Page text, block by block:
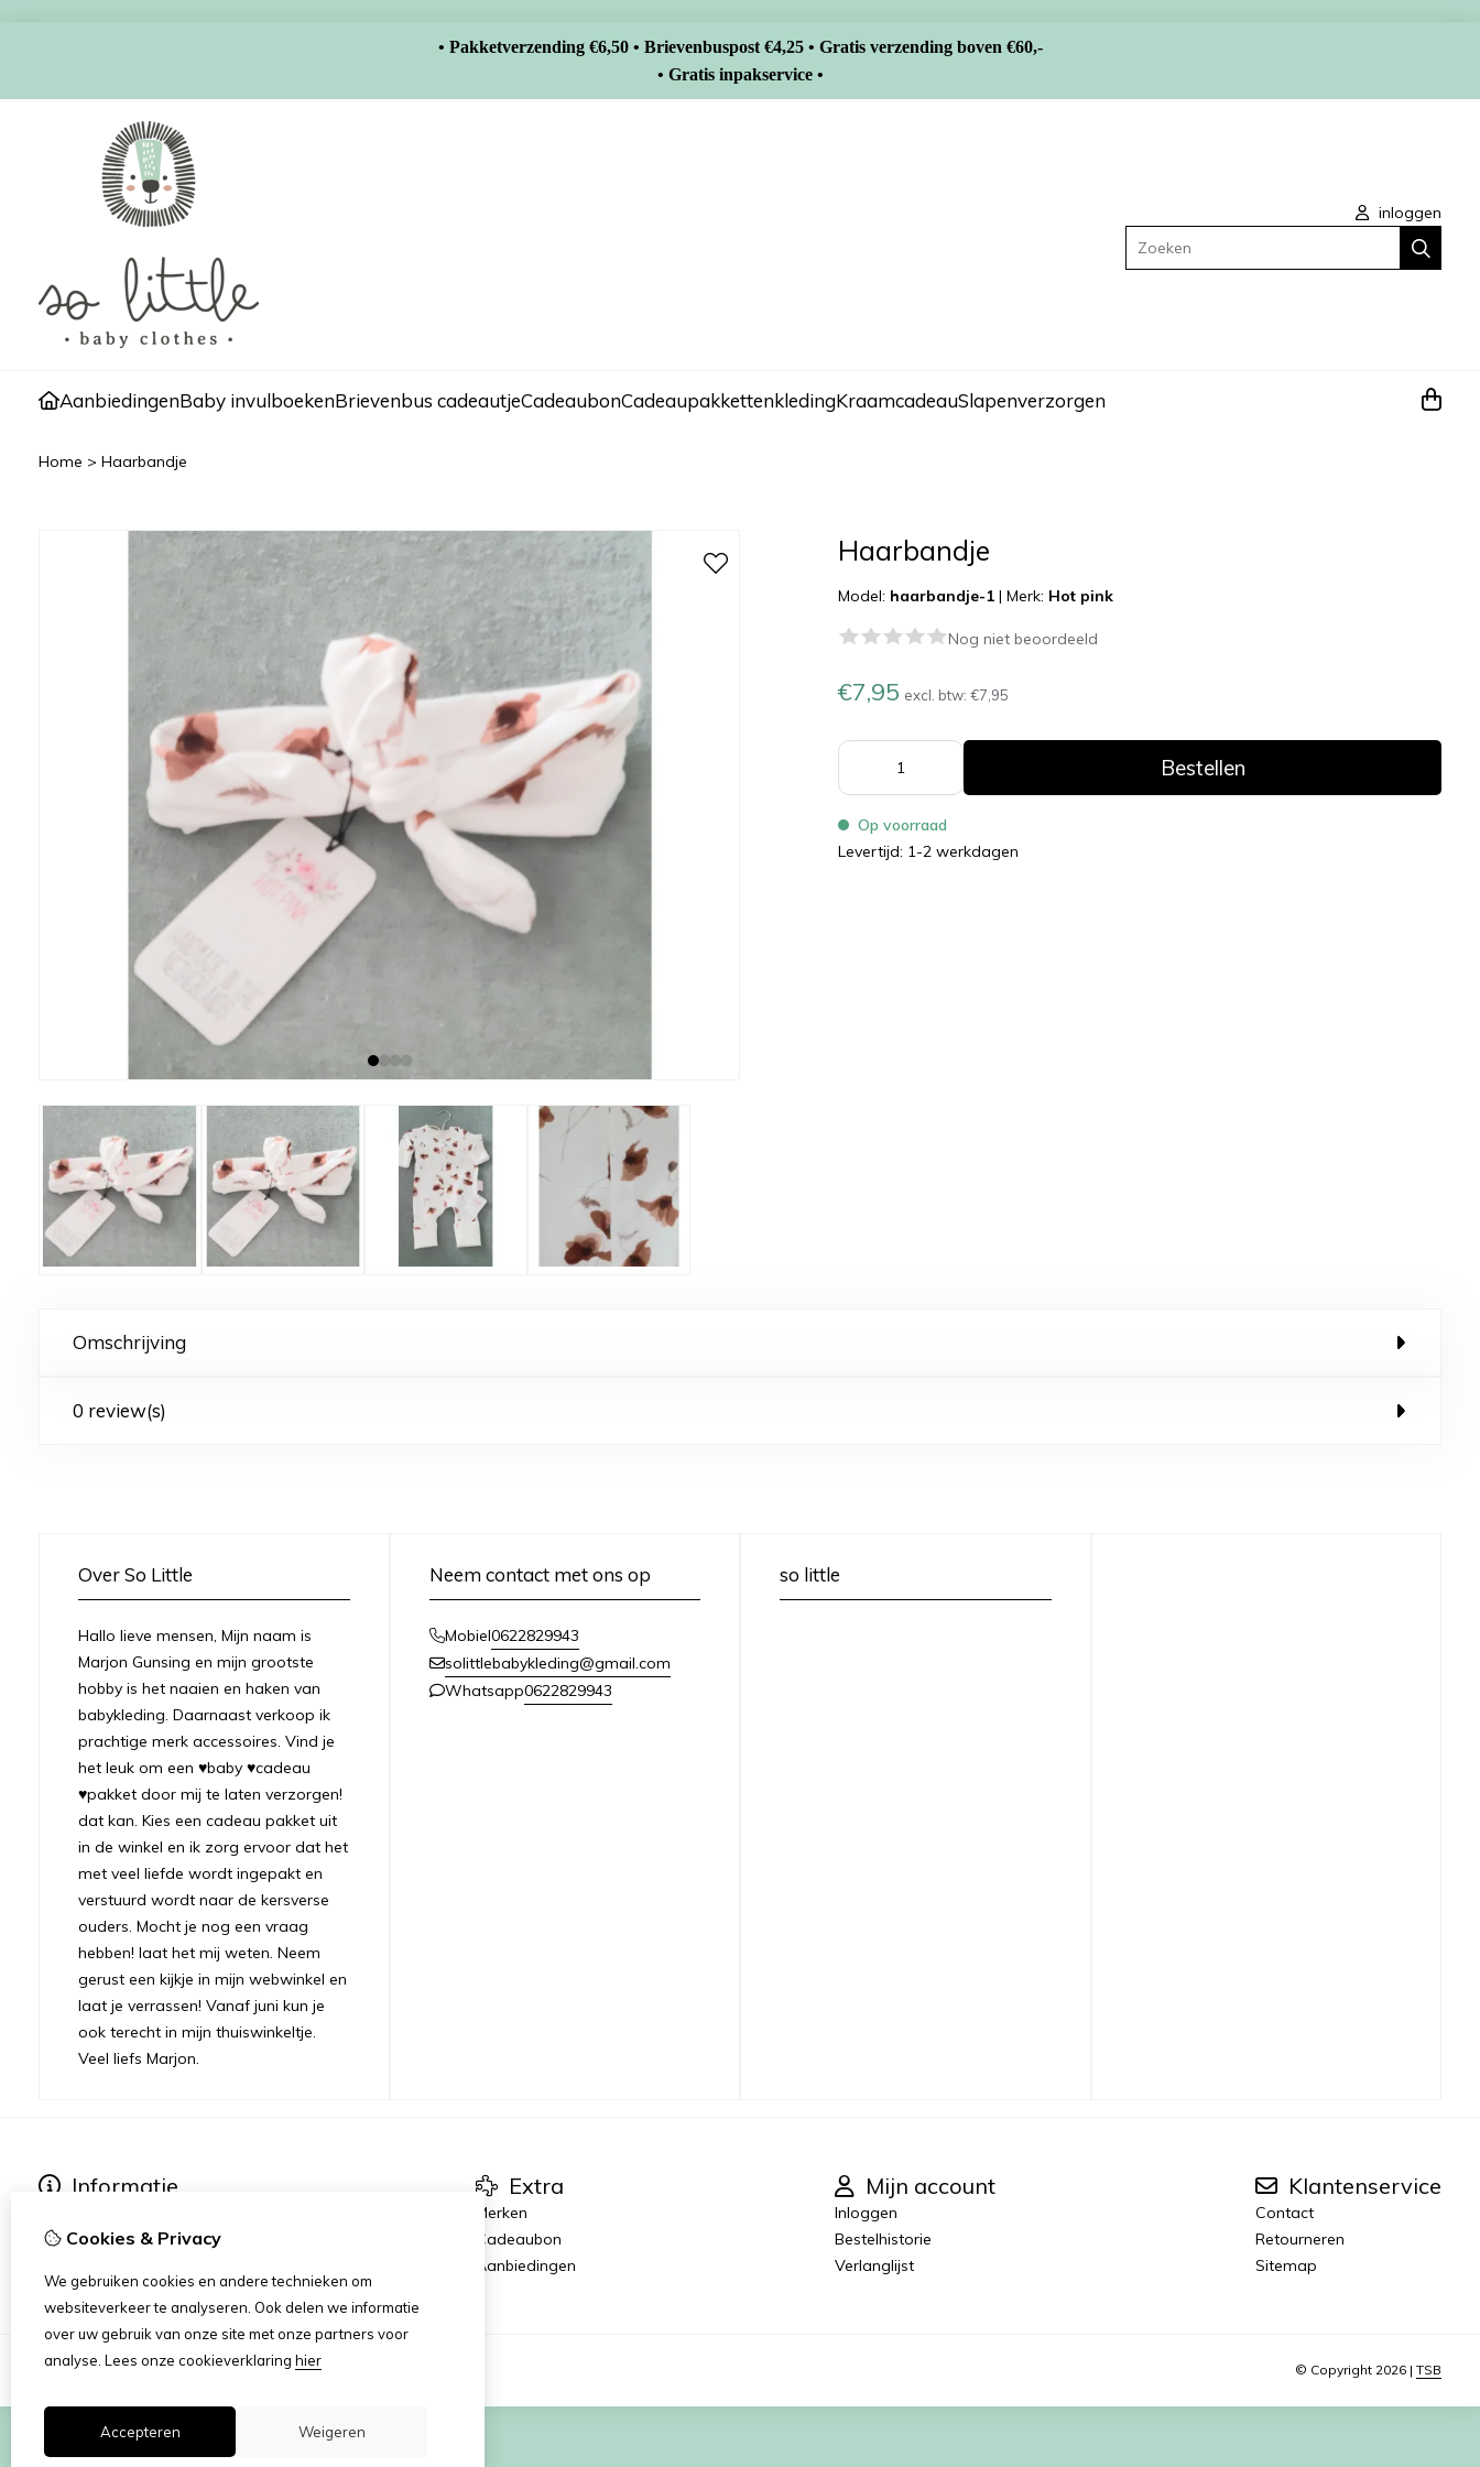
• Pakketverzending €6,50 • Brievenbuspost €4,25 • Gratis verzending boven €60,-
• Gratis inpakservice •
inloggen
Zoeken
AanbiedingenBaby invulboekenBrievenbus cadeautjeCadeaubonCadeaupakkettenkledingKraamcadeauSlapenverzorgen
Home > Haarbandje
Haarbandje
Model: haarbandje-1 |Merk: Hot pink
Nog niet beoordeeld
€7,95 excl. btw:€7,95
Bestellen
Op voorraad
Levertijd: 1-2 werkdagen
Omschrijving
0 review(s)
Over So Little
Hallo lieve mensen, Mijn naam is
Marjon Gunsing en mijn grootste
hobby is het naaien en haken van
babykleding. Daarnaast verkoop ik
prachtige merk accessoires. Vind je
het leuk om een ♥baby ♥cadeau
♥pakket door mij te laten verzorgen!
dat kan. Kies een cadeau pakket uit
in de winkel en ik zorg ervoor dat het
met veel liefde wordt ingepakt en
verstuurd wordt naar de kersverse
ouders. Mocht je nog een vraag
hebben! laat het mij weten. Neem
gerust een kijkje in mijn webwinkel en
laat je verrassen! Vanaf juni kun je
ook terecht in mijn thuiswinkeltje.
Veel liefs Marjon.
Neem contact met ons op
Mobiel0622829943
solittlebabykleding@gmail.com
Whatsapp0622829943
so little
Informatie
Disclaimer
Extra
Merken
Cadeaubon
Aanbiedingen
Mijn account
Inloggen
Bestelhistorie
Verlanglijst
Klantenservice
Contact
Retourneren
Sitemap
© Copyright 2026 | TSB
Cookies & Privacy
We gebruiken cookies en andere technieken om
websiteverkeer te analyseren. Ook delen we informatie
over uw gebruik van onze site met onze partners voor
analyse. Lees onze cookieverklaring hier
Accepteren Weigeren